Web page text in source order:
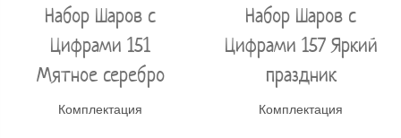
Набор Шаров с
Цифрами 151
Мятное серебро
Комплектация
Набор Шаров с
Цифрами 157 Яркий
праздник
Комплектация